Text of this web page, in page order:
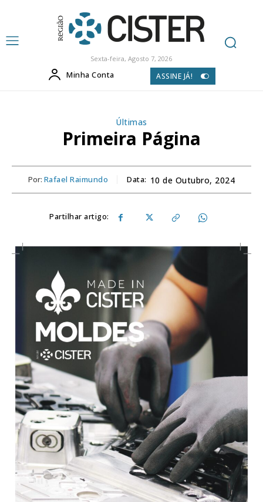
Sexta-feira, Agosto 7, 2026
Minha Conta ASSINE JÁ!
Últimas
Primeira Página
Por: Rafael Raimundo Data: 10 de Outubro, 2024
Partilhar artigo: